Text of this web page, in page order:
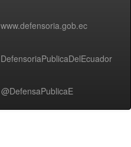
www.defensoria.gob.ec
DefensoriaPublicaDelEcuador
@DefensaPublicaE